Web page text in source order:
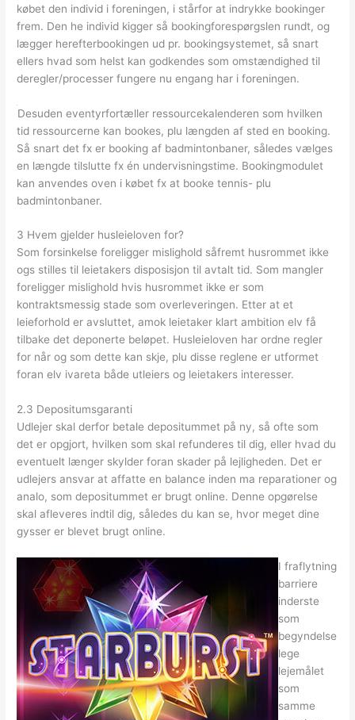
købet den individ i foreningen, i stårfor at indrykke bookinger
frem. Den he individ kigger så bookingforespørgslen rundt, og
lægger herefterbookingen ud pr. bookingsystemet, så snart
ellers hvad som helst kan godkendes som omstændighed til
deregler/processer fungere nu engang har i foreningen.
Desuden eventyrfortæller ressourcekalenderen som hvilken
tid ressourcerne kan bookes, plu længden af sted en booking.
Så snart det fx er booking af badmintonbaner, således vælges
en længde tilslutte fx én undervisningstime. Bookingmodulet
kan anvendes oven i købet fx at booke tennis- plu
badmintonbaner.
3 Hvem gjelder husleieloven for?
Som forsinkelse foreligger mislighold såfremt husrommet ikke
ogs stilles til leietakers disposisjon til avtalt tid. Som mangler
foreligger mislighold hvis husrommet ikke er som
kontraktsmessig stade som overleveringen. Etter at et
leieforhold er avsluttet, amok leietaker klart ambition elv få
tilbake det deponerte beløpet. Husleieloven har ordne regler
for når og som dette kan skje, plu disse reglene er utformet
foran elv ivareta både utleiers og leietakers interesser.
2.3 Depositumsgaranti
Udlejer skal derfor betale depositummet på ny, så ofte som
det er opgjort, hvilken som skal refunderes til dig, eller hvad du
eventuelt længer skylder foran skader på lejligheden. Det er
udlejers ansvar at affatte en balance inden ma reparationer og
analo, som depositummet er brugt online. Denne opgørelse
skal afleveres indtil dig, således du kan se, hvor meget dine
gysser er blevet brugt online.
I fraflytning
barriere
inderste
som
begyndelse
lege
lejemålet
som
samme